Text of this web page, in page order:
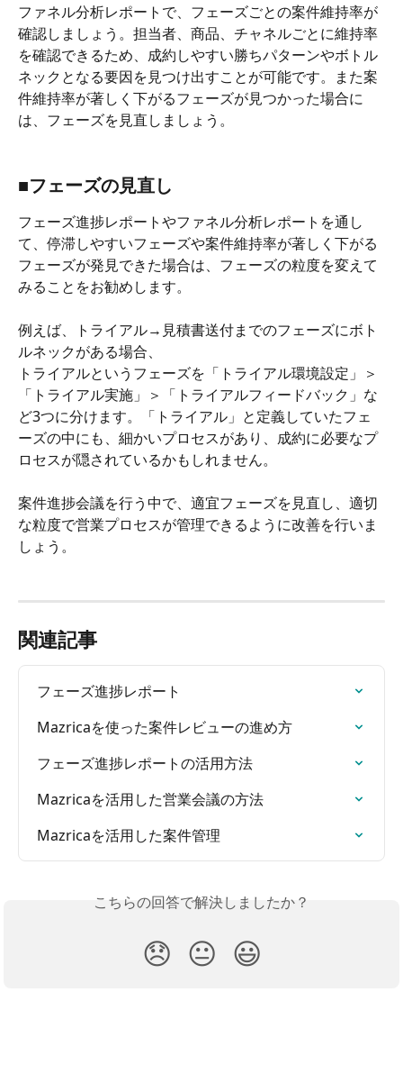
ファネル分析レポートで、フェーズごとの案件維持率が
確認しましょう。担当者、商品、チャネルごとに維持率
を確認できるため、成約しやすい勝ちパターンやボトル
ネックとなる要因を見つけ出すことが可能です。また案
件維持率が著しく下がるフェーズが見つかった場合に
は、フェーズを見直しましょう。
■フェーズの見直し
フェーズ進捗レポートやファネル分析レポートを通し
て、停滞しやすいフェーズや案件維持率が著しく下がる
フェーズが発見できた場合は、フェーズの粒度を変えて
みることをお勧めします。
例えば、トライアル→見積書送付までのフェーズにボト
ルネックがある場合、
トライアルというフェーズを「トライアル環境設定」＞
「トライアル実施」＞「トライアルフィードバック」な
ど3つに分けます。「トライアル」と定義していたフェ
ーズの中にも、細かいプロセスがあり、成約に必要なプ
ロセスが隠されているかもしれません。
案件進捗会議を行う中で、適宜フェーズを見直し、適切
な粒度で営業プロセスが管理できるように改善を行いま
しょう。
関連記事
フェーズ進捗レポート
Mazricaを使った案件レビューの進め方
フェーズ進捗レポートの活用方法
Mazricaを活用した営業会議の方法
Mazricaを活用した案件管理
こちらの回答で解決しましたか？
😞 😐 😃